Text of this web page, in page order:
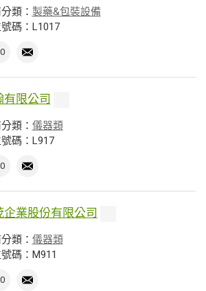
類： 製藥&包裝設備
碼：L1017
0
有限公司
類： 儀器類
碼：L917
0
企業股份有限公司
類： 儀器類
碼：M911
0